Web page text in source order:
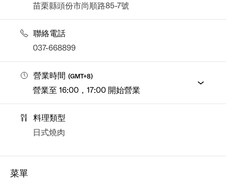
苗栗縣頭份市尚順路85-7號
聯絡電話
037-668899
營業時間 (GMT+8)
營業至 16:00，17:00 開始營業
料理類型
日式燒肉
菜單